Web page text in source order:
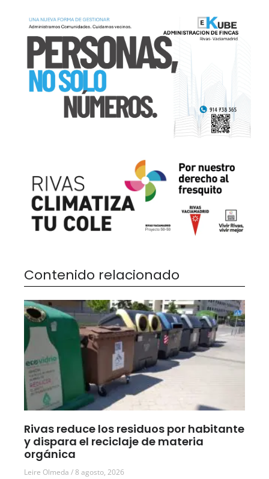
Contenido relacionado
Rivas reduce los residuos por habitante
y dispara el reciclaje de materia
orgánica
Leire Olmeda 8 agosto, 2026